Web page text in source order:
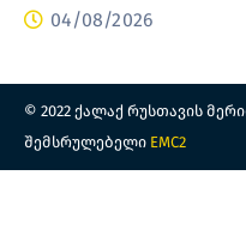
04/08/2026
© 2022 ქალაქ რუსთავის
შემსრულებელი EMC2